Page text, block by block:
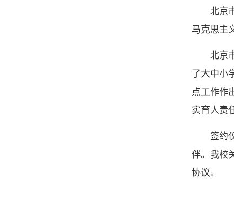
北京
马克思主
北京
了大中
点工作作
实育人责
签约
伴。我校
协议。